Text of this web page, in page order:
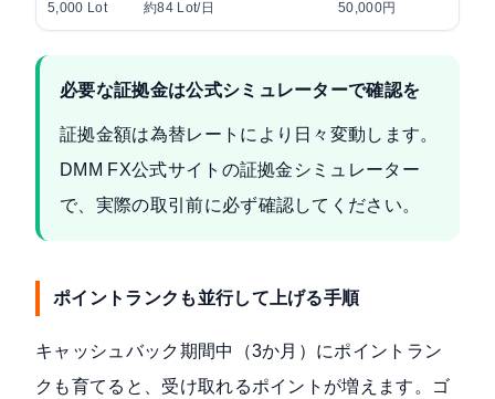
5,000 Lot 約84 Lot/日 50,000円
必要な証拠金は公式シミュレーターで確認を
証拠金額は為替レートにより日々変動します。
DMM FX公式サイトの証拠金シミュレーター
で、実際の取引前に必ず確認してください。
ポイントランクも並行して上げる手順
キャッシュバック期間中（3か月）にポイントラン
クも育てると、受け取れるポイントが増えます。ゴ